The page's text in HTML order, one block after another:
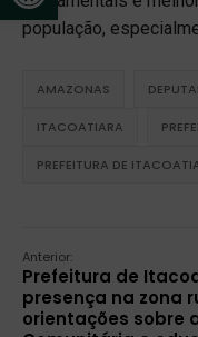
população,
AMAZONAS
ITACOATIARA
PREFEITURA DE
Anterior:
Prefeitura de
presença na zona
orientações sobre